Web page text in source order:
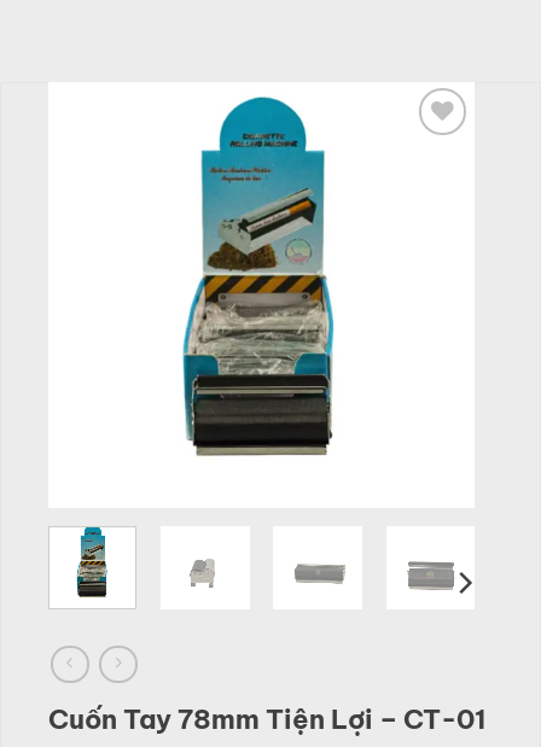
Cuốn Tay 78mm Tiện Lợi – CT-01